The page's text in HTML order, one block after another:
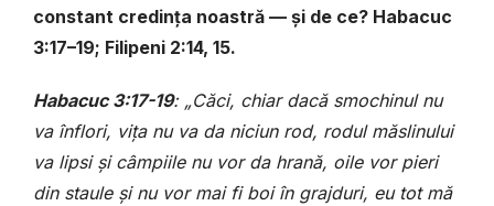
constant credința noastră — și de ce? Habacuc
3:17–19; Filipeni 2:14, 15.
Habacuc 3:17-19: „Căci, chiar dacă smochinul nu
va înflori, vița nu va da niciun rod, rodul măslinului
va lipsi și câmpiile nu vor da hrană, oile vor pieri
din staule și nu vor mai fi boi în grajduri, eu tot mă